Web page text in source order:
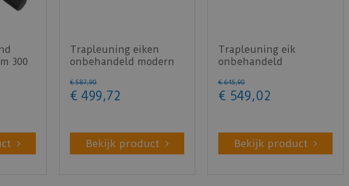
300
Trapleuning eiken
onbehandeld modern
€ 587,90
€ 499,72
Bekijk product
Trapleuning eik
onbehandeld
350cm
€ 645,90
€ 549,02
Bekijk product